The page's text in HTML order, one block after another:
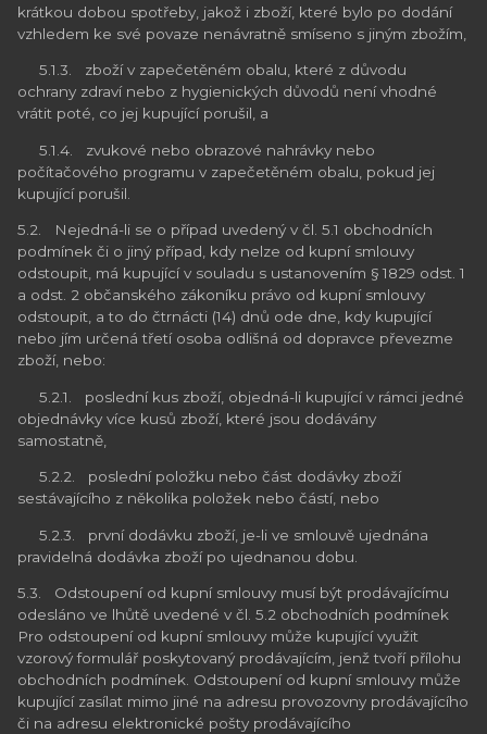
krátkou dobou spotřeby, jakož i zboží, které bylo po dodání
vzhledem ke své povaze nenávratně smíseno s jiným zbožím,
5.1.3. zboží v zapečetěném obalu, které z důvodu
ochrany zdraví nebo z hygienických důvodů není vhodné
vrátit poté, co jej kupující porušil, a
5.1.4. zvukové nebo obrazové nahrávky nebo
počítačového programu v zapečetěném obalu, pokud jej
kupující porušil.
5.2. Nejedná-li se o případ uvedený v čl. 5.1 obchodních
podmínek či o jiný případ, kdy nelze od kupní smlouvy
odstoupit, má kupující v souladu s ustanovením § 1829 odst. 1
a odst. 2 občanského zákoníku právo od kupní smlouvy
odstoupit, a to do čtrnácti (14) dnů ode dne, kdy kupující
nebo jím určená třetí osoba odlišná od dopravce převezme
zboží, nebo:
5.2.1. poslední kus zboží, objedná-li kupující v rámci jedné
objednávky více kusů zboží, které jsou dodávány
samostatně,
5.2.2. poslední položku nebo část dodávky zboží
sestávajícího z několika položek nebo částí, nebo
5.2.3. první dodávku zboží, je-li ve smlouvě ujednána
pravidelná dodávka zboží po ujednanou dobu.
5.3. Odstoupení od kupní smlouvy musí být prodávajícímu
odesláno ve lhůtě uvedené v čl. 5.2 obchodních podmínek
Pro odstoupení od kupní smlouvy může kupující využit
vzorový formulář poskytovaný prodávajícím, jenž tvoří přílohu
obchodních podmínek. Odstoupení od kupní smlouvy může
kupující zasílat mimo jiné na adresu provozovny prodávajícího
či na adresu elektronické pošty prodávajícího